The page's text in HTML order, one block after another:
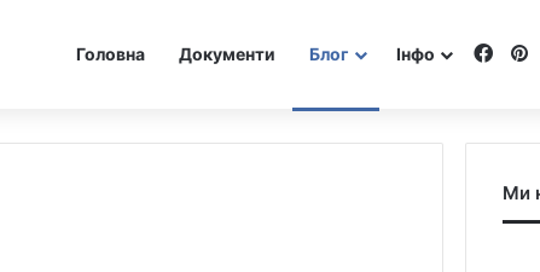
Головна Документи Блог Інфо
Ми